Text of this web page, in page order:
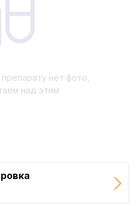
нет фото,
над этим